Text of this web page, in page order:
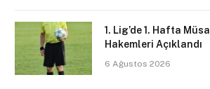
1. Lig’de 1. Hafta
Hakemleri Açıklandı
6 Ağustos 2026